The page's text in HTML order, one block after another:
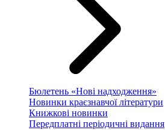
Бюлетень «Нові надходження»
Новинки краєзнавчої літератури
Книжкові новинки
Передплатні періодичні видання